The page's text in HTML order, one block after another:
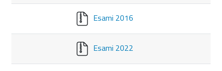
Esami 2016
Esami 2022